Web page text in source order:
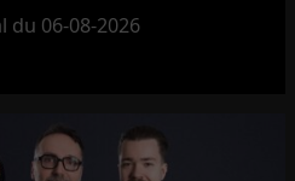
du 06-08-2026